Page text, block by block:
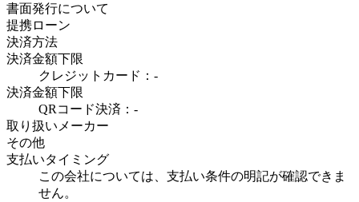
書面発行について
提携ローン
決済方法
決済金額下限
クレジットカード：-
決済金額下限
QRコード決済：-
取り扱いメーカー
その他
支払いタイミング
この会社については、支払い条件の明記が確認できま
せん。